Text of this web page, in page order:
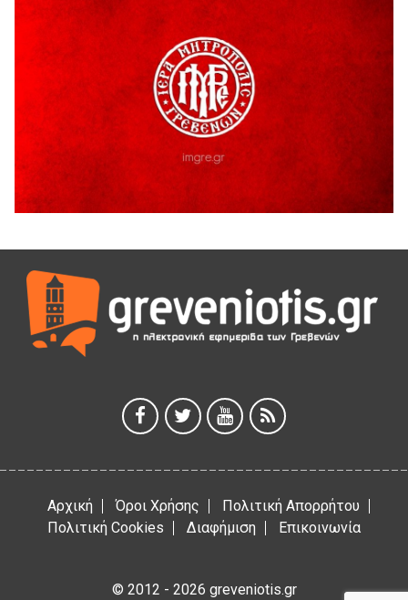
5 Αυγούστου 2026
Ο ΑΝΔΡΕΑΣ ΑΣΛΑΝΙΔΗΣ ΣΥΝΕΧΙΖΕΙ ΣΤΟΝ ΠΡΩΤΕΑ
ΓΡΕΒΕΝΩΝ
5 Αυγούστου 2026
Ευχαριστήριο Εκπολιτιστικού Συλλόγου Ταξιάρχη προς κ.
Παρασχάκη Αθανάσιο
5 Αυγούστου 2026
Διακοπή υδροδότησης του Α΄ κλάδου ύδρευσης
5 Αυγούστου 2026
Θερινό Σινεμά στο πλαίσιο του «Πολιτιστικού
Καλοκαιριού 2026» με την βραβευμένη ταινία «Μικρές
Ανάσες».
5 Αυγούστου 2026
5 Αυγούστου 2026
Αρχική Όροι Χρήσης
Πολιτική Απορρήτου
Πολιτική Cookies
Διαφήμιση Επικοινωνία
© 2012 - 2026 greveniotis.gr